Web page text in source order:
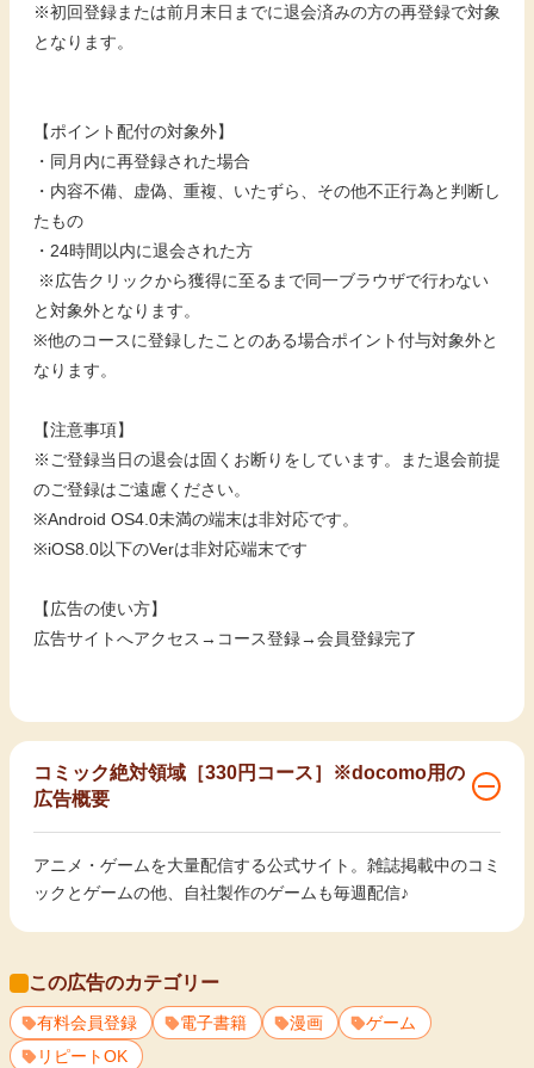
※初回登録または前月末日までに退会済みの方の再登録で対象
となります。
【ポイント配付の対象外】
・同月内に再登録された場合
・内容不備、虚偽、重複、いたずら、その他不正行為と判断し
たもの
・24時間以内に退会された方
※広告クリックから獲得に至るまで同一ブラウザで行わない
と対象外となります。
※他のコースに登録したことのある場合ポイント付与対象外と
なります。
【注意事項】
※ご登録当日の退会は固くお断りをしています。また退会前提
のご登録はご遠慮ください。
※Android OS4.0未満の端末は非対応です。
※iOS8.0以下のVerは非対応端末です
【広告の使い方】
広告サイトへアクセス→コース登録→会員登録完了
コミック絶対領域［330円コース］※docomo用の
広告概要
アニメ・ゲームを大量配信する公式サイト。雑誌掲載中のコミ
ックとゲームの他、自社製作のゲームも毎週配信♪
この広告のカテゴリー
有料会員登録 電子書籍 漫画
ゲーム
リピートOK